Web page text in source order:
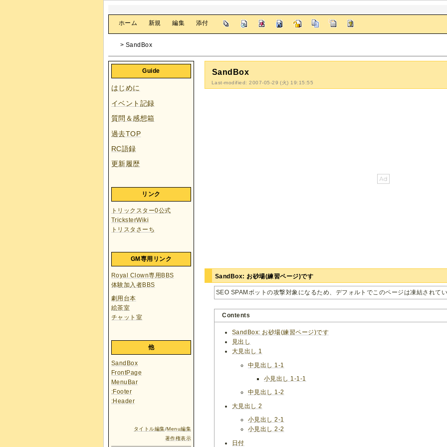
ホーム 新規 編集 添付
> SandBox
SandBox
Last-modified: 2007-05-29 (火) 19:15:55
SandBox: お砂場(練習ページ)です
SEO SPAMボットの攻撃対象になるため、デフォルトでこのページは凍結されて
Contents
SandBox: お砂場(練習ページ)です
見出し
大見出し 1
中見出し 1-1
小見出し 1-1-1
中見出し 1-2
大見出し 2
小見出し 2-1
小見出し 2-2
日付
Guide
はじめに
イベント記録
質問＆感想箱
過去TOP
RC語録
更新履歴
リンク
トリックスター0公式
TricksterWiki
トリスタさーち
GM専用リンク
Royal Clown専用BBS
体験加入者BBS
劇用台本
絵茶室
チャット室
他
SandBox
FrontPage
MenuBar
:Footer
:Header
タイトル編集/Menu編集
著作権表示